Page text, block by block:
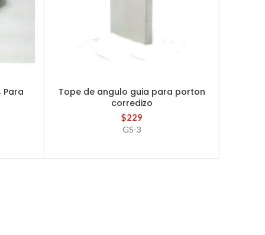
Para
AÑADIR AL CARRITO
Tope de angulo guia para porton
corredizo
$229
GS-3